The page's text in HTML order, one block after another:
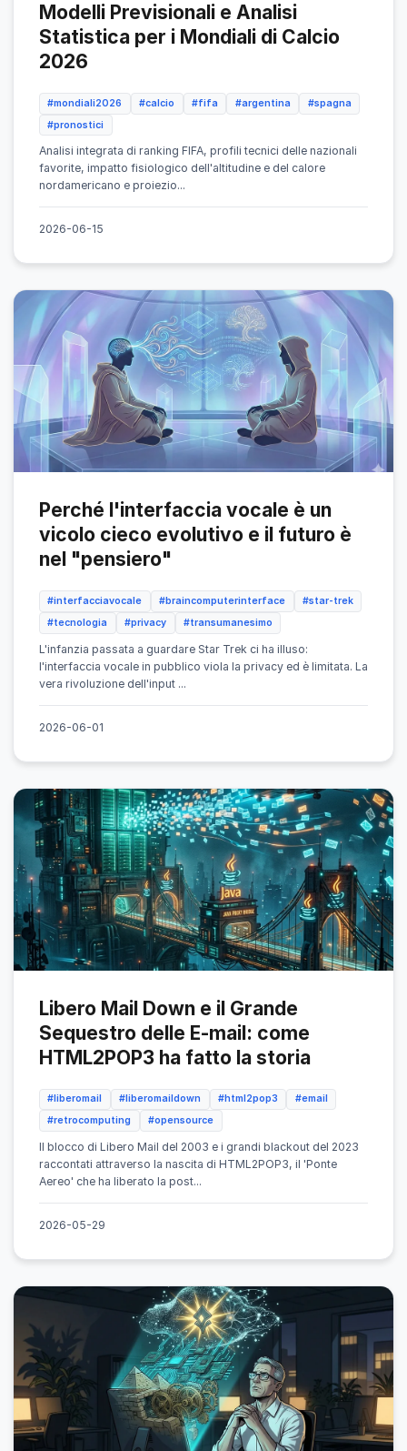
Modelli Previsionali e Analisi
Statistica per i Mondiali di Calcio
2026
#mondiali2026 #calcio #fifa #argentina
#spagna
#pronostici
Analisi integrata di ranking FIFA, profili tecnici delle nazionali
favorite, impatto fisiologico dell'altitudine e del calore
nordamericano e proiezio...
2026-06-15
Perché l'interfaccia vocale è un
vicolo cieco evolutivo e il futuro è
nel "pensiero"
#interfacciavocale #braincomputerinterface
#star-trek
#tecnologia
#privacy #transumanesimo
L'infanzia passata a guardare Star Trek ci ha illuso:
l'interfaccia vocale in pubblico viola la privacy ed è limitata. La
vera rivoluzione dell'input ...
2026-06-01
Libero Mail Down e il Grande
Sequestro delle E-mail: come
HTML2POP3 ha fatto la storia
#liberomail #liberomaildown #html2pop3
#email
#retrocomputing
#opensource
Il blocco di Libero Mail del 2003 e i grandi blackout del 2023
raccontati attraverso la nascita di HTML2POP3, il 'Ponte
Aereo' che ha liberato la post...
2026-05-29